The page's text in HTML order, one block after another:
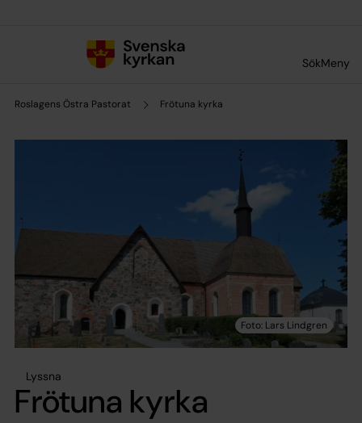
SökMeny
Roslagens Östra Pastorat Frötuna kyrka
Lyssna
Frötuna kyrka